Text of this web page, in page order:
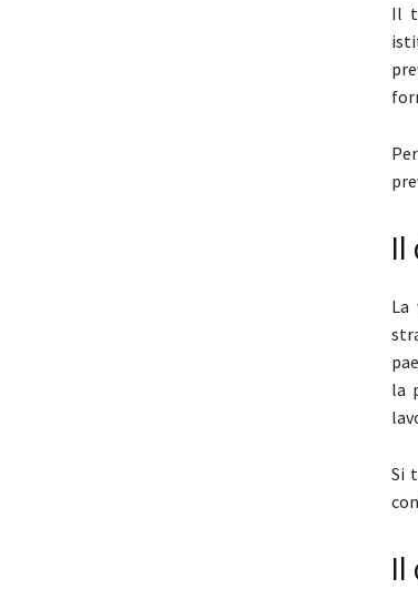
Il
Il
La
la
Si
Il